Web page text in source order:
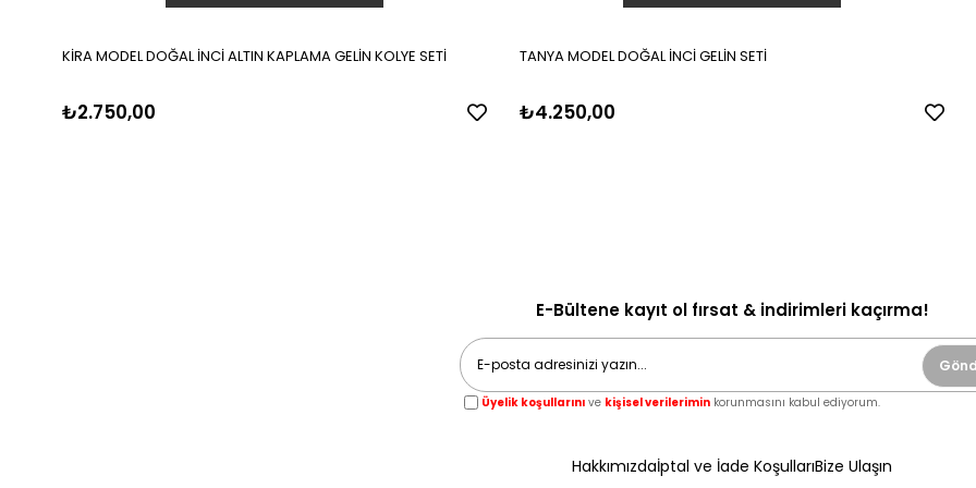
KİRA MODEL DOĞAL İNCİ ALTIN KAPLAMA GELİN KOLYE SETİ
₺2.750,00
TANYA MODEL DOĞAL İNCİ GELİN SETİ
₺4.250,00
E-Bültene kayıt ol fırsat & indirimleri kaçırma!
Üyelik koşullarını ve kişisel verilerimin korunmasını kabul ediyorum.
Hakkımızdaİptal ve İade KoşullarıBize Ulaşın